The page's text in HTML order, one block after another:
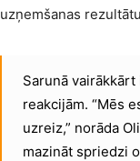
uzņemšanas
Sarunā
reakcijām. “Mēs
uzreiz,” norāda
mazināt spriedzi